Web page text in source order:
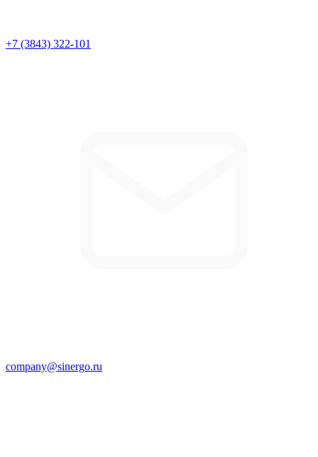
+7 (3843) 322-101
company@sinergo.ru